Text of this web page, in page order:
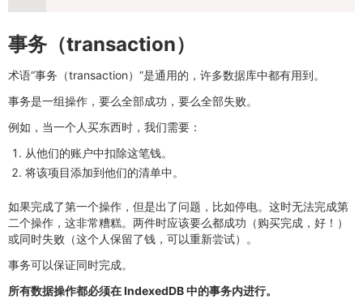
事务（transaction）
术语“事务（transaction）”是通用的，许多数据库中都有用到。
事务是一组操作，要么全部成功，要么全部失败。
例如，当一个人买东西时，我们需要：
从他们的账户中扣除这笔钱。
将该项目添加到他们的清单中。
如果完成了第一个操作，但是出了问题，比如停电。这时无法完成第
二个操作，这非常糟糕。两件时应该要么都成功（购买完成，好！）
或同时失败（这个人保留了钱，可以重新尝试）。
事务可以保证同时完成。
所有数据操作都必须在 IndexedDB 中的事务内进行。